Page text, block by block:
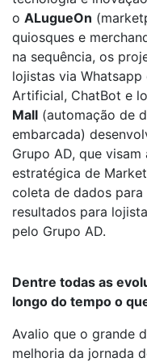
o ALugueOn
quiosques e
na sequência, os
lojistas via
Artificial, ChatBot e
Mall (automação de
embarcada)
Grupo AD, que
estratégica de
coleta de dados
resultados para
pelo Grupo AD.
Dentre todas as
longo do tempo o
Avalio que o grande
melhoria da jornada